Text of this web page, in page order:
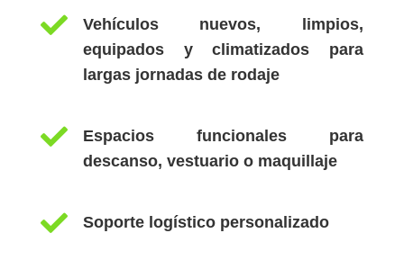

Vehículos nuevos, limpios,
equipados y climatizados para
largas jornadas de rodaje

Espacios funcionales para
descanso, vestuario o maquillaje
 Soporte logístico personalizado